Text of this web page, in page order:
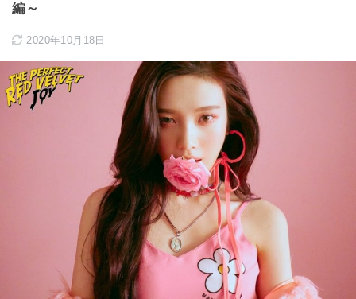
編～
2020年10月18日